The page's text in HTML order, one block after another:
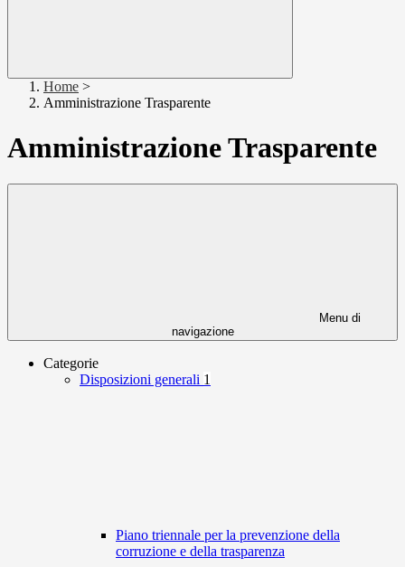
Home >
Amministrazione Trasparente
Amministrazione Trasparente
Menu di
navigazione
Categorie
Disposizioni generali 1
Piano triennale per la prevenzione della
corruzione e della trasparenza